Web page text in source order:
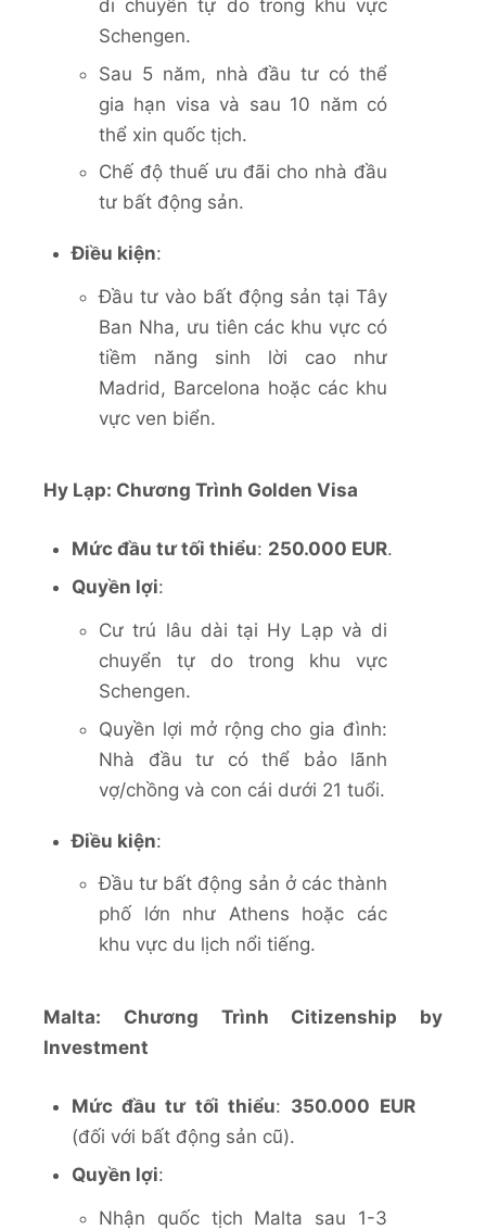
di chuyển tự do trong khu vực
Schengen.
Sau 5 năm, nhà đầu tư có thể
gia hạn visa và sau 10 năm có
thể xin quốc tịch.
Chế độ thuế ưu đãi cho nhà đầu
tư bất động sản.
Điều kiện:
Đầu tư vào bất động sản tại Tây
Ban Nha, ưu tiên các khu vực có
tiềm năng sinh lời cao như
Madrid, Barcelona hoặc các khu
vực ven biển.
Hy Lạp: Chương Trình Golden Visa
Mức đầu tư tối thiểu: 250.000 EUR.
Quyền lợi:
Cư trú lâu dài tại Hy Lạp và di
chuyển tự do trong khu vực
Schengen.
Quyền lợi mở rộng cho gia đình:
Nhà đầu tư có thể bảo lãnh
vợ/chồng và con cái dưới 21 tuổi.
Điều kiện:
Đầu tư bất động sản ở các thành
phố lớn như Athens hoặc các
khu vực du lịch nổi tiếng.
Malta: Chương Trình Citizenship by
Investment
Mức đầu tư tối thiểu: 350.000 EUR
(đối với bất động sản cũ).
Quyền lợi:
Nhận quốc tịch Malta sau 1-3